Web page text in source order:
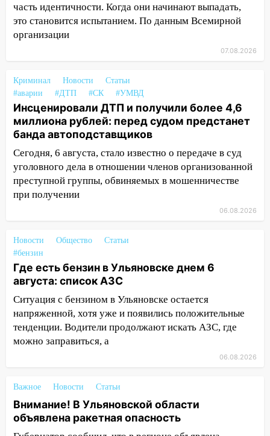
13:36 В Инзе произошел крупный пожар
13:00 В суде защитили репутацию
12:28
Миллион на «льготниках»: в
Ульяновской области перевозчик
провернул хитрую схему с чужими
проездными
12:10 Ульяновский алиментщик накопил
120 тысяч долга
11:49 Снят режим «Ракетная
опасность» на территории Ульяновской
11:30
Кабмин РФ разрешил до 1 июля
2027 года импорт, выпуск и обращение
бензина Евро 2, Евро 3, Евро 4
11:12
врезался в забор
10:27 Где есть бензин в Ульяновске
днем 6 августа: список АЗС
Внимание! В Ульяновской области
10:00
В Старомайнском районе утонул
51-летний мужчина
09:50 В Ульяновске черный коршун
часть идентичности. Когда они начинают выпадать,
это становится испытанием. По данным Всемирной
организации
07.08.2026
Криминал Новости
Статьи
#аварии
#ДТП #СК #УМВД
Инсценировали ДТП и получили более 4,6
миллиона рублей: перед судом предстанет
банда автоподставщиков
Сегодня, 6 августа, стало известно о передаче в суд
уголовного дела в отношении членов организованной
преступной группы, обвиняемых в мошенничестве
при получении
06.08.2026
Новости Общество
Статьи
#бензин
Где есть бензин в Ульяновске днем 6
августа: список АЗС
Ситуация с бензином в Ульяновске остается
напряженной, хотя уже и появились положительные
тенденции. Водители продолжают искать АЗС, где
можно заправиться, а
06.08.2026
Важное Новости Статьи
Внимание! В Ульяновской области
объявлена ракетная опасность